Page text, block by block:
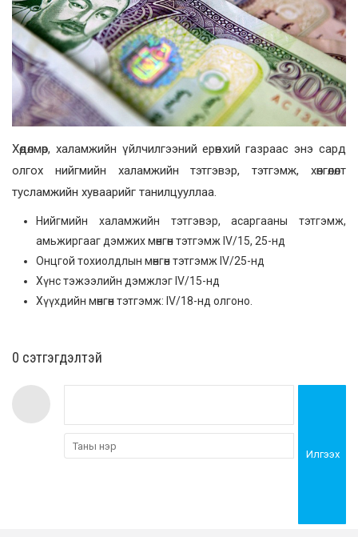
Хөдөлмөр, халамжийн үйлчилгээний ерөнхий газраас энэ сард
олгох нийгмийн халамжийн тэтгэвэр, тэтгэмж, хөнгөлөлт
тусламжийн хуваарийг танилцууллаа.
Нийгмийн халамжийн тэтгэвэр, асаргааны тэтгэмж,
амьжиргааг дэмжих мөнгөн тэтгэмж IV/15, 25-нд
Онцгой тохиолдлын мөнгөн тэтгэмж IV/25-нд
Хүнс тэжээлийн дэмжлэг IV/15-нд
Хүүхдийн мөнгөн тэтгэмж: IV/18-нд олгоно.
0 cэтгэгдэлтэй
Илгээх